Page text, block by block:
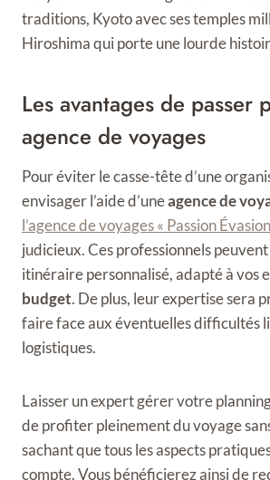
traditions, Kyoto avec ses temples
Hiroshima qui porte une lourde
Les avantages de passer
agence de voyages
Pour éviter le casse-tête d’une
envisager l’aide d’uneagence de
l’agence de voyages « Passion
judicieux. Ces professionnels
itinéraire personnalisé, adapté à vos
budget. De plus, leur expertise sera
faire face aux éventuelles difficultés
logistiques.
Laisser un expert gérer votre
de profiter pleinement du voyage
sachant que tous les aspects
compte. Vous bénéficierez ainsi de